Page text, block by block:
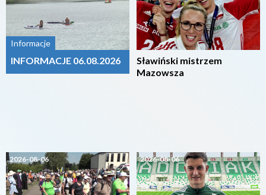
Informacje
INFORMACJE 06.08.2026
2026-08-06
Sławiński mistrzem
Mazowsza
2026-08-06